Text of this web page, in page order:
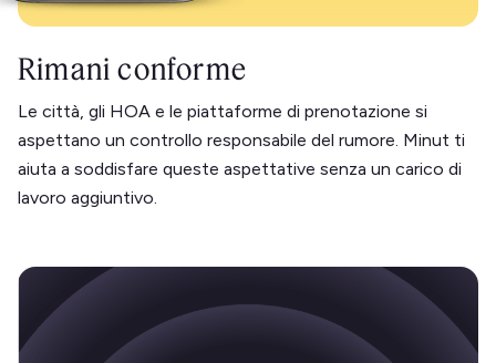
Rimani conforme
Le città, gli HOA e le piattaforme di prenotazione si
aspettano un controllo responsabile del rumore. Minut ti
aiuta a soddisfare queste aspettative senza un carico di
lavoro aggiuntivo.